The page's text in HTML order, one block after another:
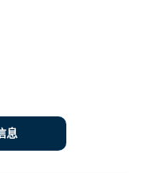
息